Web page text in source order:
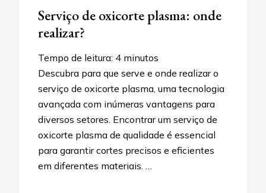
Serviço de oxicorte plasma: onde
realizar?
Tempo de leitura: 4 minutos
Descubra para que serve e onde realizar o
serviço de oxicorte plasma, uma tecnologia
avançada com inúmeras vantagens para
diversos setores. Encontrar um serviço de
oxicorte plasma de qualidade é essencial
para garantir cortes precisos e eficientes
em diferentes materiais. …